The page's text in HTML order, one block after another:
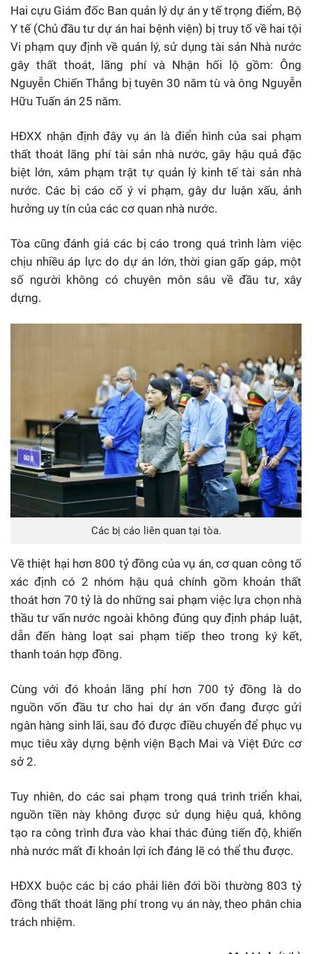
Hai cựu Giám đốc Ban quản lý dự án y tế trọng điểm, Bộ
Y tế (Chủ đầu tư dự án hai bệnh viện) bị truy tố về hai tội
Vi phạm quy định về quản lý, sử dụng tài sản Nhà nước
gây thất thoát, lãng phí và Nhận hối lộ gồm: Ông
Nguyễn Chiến Thắng bị tuyên 30 năm tù và ông Nguyễn
Hữu Tuấn án 25 năm.
HĐXX nhận định đây vụ án là điển hình của sai phạm
thất thoát lãng phí tài sản nhà nước, gây hậu quả đặc
biệt lớn, xâm phạm trật tự quản lý kinh tế tài sản nhà
nước. Các bị cáo cố ý vi phạm, gây dư luận xấu, ảnh
hưởng uy tín của các cơ quan nhà nước.
Tòa cũng đánh giá các bị cáo trong quá trình làm việc
chịu nhiều áp lực do dự án lớn, thời gian gấp gáp, một
số người không có chuyên môn sâu về đầu tư, xây
dựng.
Các bị cáo liên quan tại tòa.
Về thiệt hại hơn 800 tỷ đồng của vụ án, cơ quan công tố
xác định có 2 nhóm hậu quả chính gồm khoản thất
thoát hơn 70 tỷ là do những sai phạm việc lựa chọn nhà
thầu tư vấn nước ngoài không đúng quy định pháp luật,
dẫn đến hàng loạt sai phạm tiếp theo trong ký kết,
thanh toán hợp đồng.
Cùng với đó khoản lãng phí hơn 700 tỷ đồng là do
nguồn vốn đầu tư cho hai dự án vốn đang được gửi
ngân hàng sinh lãi, sau đó được điều chuyển để phục vụ
mục tiêu xây dựng bệnh viện Bạch Mai và Việt Đức cơ
sở 2.
Tuy nhiên, do các sai phạm trong quá trình triển khai,
nguồn tiền này không được sử dụng hiệu quả, không
tạo ra công trình đưa vào khai thác đúng tiến độ, khiến
nhà nước mất đi khoản lợi ích đáng lẽ có thể thu được.
HĐXX buộc các bị cáo phải liên đới bồi thường 803 tỷ
đồng thất thoát lãng phí trong vụ án này, theo phân chia
trách nhiệm.